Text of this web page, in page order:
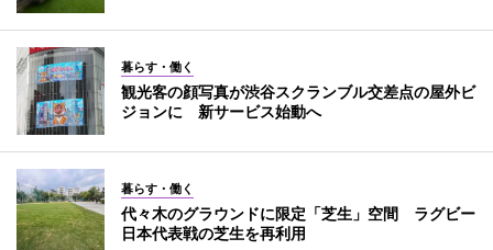
暮らす・働く
観光客の顔写真が渋谷スクランブル交差点の屋外ビ
ジョンに 新サービス始動へ
暮らす・働く
代々木のグラウンドに限定「芝生」空間 ラグビー
日本代表戦の芝生を再利用